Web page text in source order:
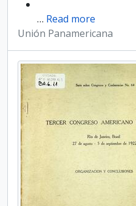
… Read more
Unión Panamericana